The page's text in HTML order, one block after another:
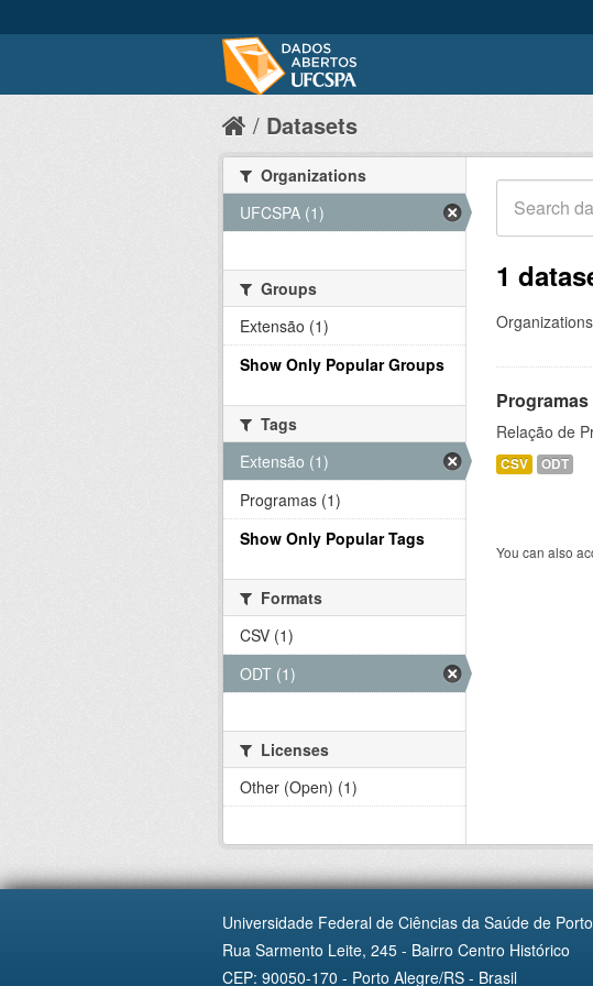
Datasets
1
Relação de
CSV ODT
You can also
Organizations
UFCSPA (1)
Groups
Extensão (1)
Show Only Popular Groups
Tags
Extensão (1)
Programas (1)
Show Only Popular Tags
Formats
CSV (1)
ODT (1)
Licenses
Other (Open) (1)
Universidade Federal de Ciências da Saúde de
Rua Sarmento Leite, 245 - Bairro Centro Histórico
CEP: 90050-170 - Porto Alegre/RS - Brasil